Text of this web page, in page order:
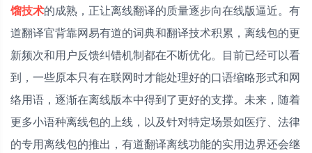
馏技术的成熟，正让离线翻译的质量逐步向在线版逼近。有
道翻译官背靠网易有道的词典和翻译技术积累，离线包的更
新频次和用户反馈纠错机制都在不断优化。目前已经可以看
到，一些原本只有在联网时才能处理好的口语缩略形式和网
络用语，逐渐在离线版本中得到了更好的支撑。未来，随着
更多小语种离线包的上线，以及针对特定场景如医疗、法律
的专用离线包的推出，有道翻译离线功能的实用边界还会继